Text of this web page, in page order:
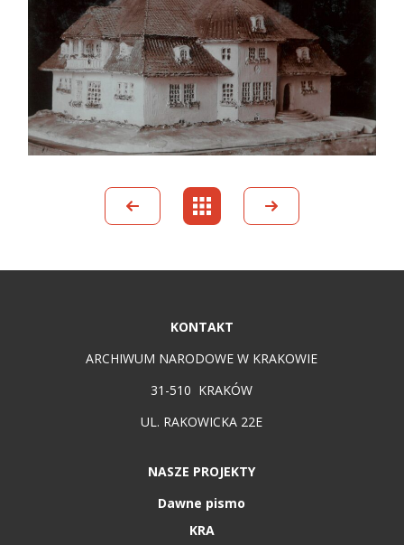
KONTAKT
ARCHIWUM NARODOWE W KRAKOWIE
31-510 KRAKÓW
UL. RAKOWICKA 22E
NASZE PROJEKTY
Dawne pismo
KRA